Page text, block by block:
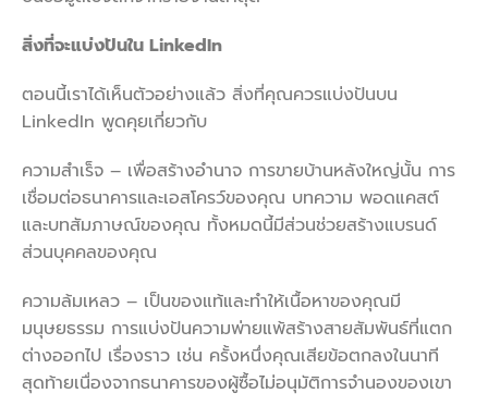
สิ่งที่จะแบ่งปันใน LinkedIn
ตอนนี้เราได้เห็นตัวอย่างแล้ว สิ่งที่คุณควรแบ่งปันบน
LinkedIn พูดคุยเกี่ยวกับ
ความสำเร็จ – เพื่อสร้างอำนาจ การขายบ้านหลังใหญ่นั้น การ
เชื่อมต่อธนาคารและเอสโครว์ของคุณ บทความ พอดแคสต์
และบทสัมภาษณ์ของคุณ ทั้งหมดนี้มีส่วนช่วยสร้างแบรนด์
ส่วนบุคคลของคุณ
ความล้มเหลว – เป็นของแท้และทำให้เนื้อหาของคุณมี
มนุษยธรรม การแบ่งปันความพ่ายแพ้สร้างสายสัมพันธ์ที่แตก
ต่างออกไป เรื่องราว เช่น ครั้งหนึ่งคุณเสียข้อตกลงในนาที
สุดท้ายเนื่องจากธนาคารของผู้ซื้อไม่อนุมัติการจำนองของเขา